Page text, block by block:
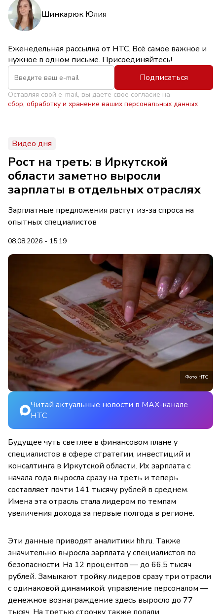
Шинкарюк Юлия
Еженедельная рассылка от НТС. Всё самое важное и
нужное в одном письме. Присоединяйтесь!
Подписаться
Оставляя свой e-mail, вы даете свое согласие на
сбор, обработку и хранение ваших персональных данных
Видео дня
Рост на треть: в Иркутской
области заметно выросли
зарплаты в отдельных отраслях
Зарплатные предложения растут из-за спроса на
опытных специалистов
08.08.2026 - 15:19
Фото НТС
Читай актуальные новости в MAX-канале
НТС
Будущее чуть светлее в финансовом плане у
специалистов в сфере стратегии, инвестиций и
консалтинга в Иркутской области. Их зарплата с
начала года выросла сразу на треть и теперь
составляет почти 141 тысячу рублей в среднем.
Имена эта отрасль стала лидером по темпам
увеличения дохода за первые полгода в регионе.
Эти данные приводят аналитики hh.ru. Также
значительно выросла зарплата у специалистов по
безопасности. На 12 процентов — до 66,5 тысяч
рублей. Замыкают тройку лидеров сразу три отрасли
с одинаковой динамикой: управление персоналом —
денежное вознаграждение здесь выросло до 77
тысяч. На третью строчку также попали